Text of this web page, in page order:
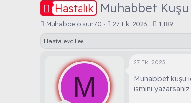
Hastalık Muhabbet Kuşu
K
o
n
b
Muhabbetolsun70
B
a
l
ç
27 Eki 2023 1,189
Hasta evcillee.
M
27 Eki 2023
Muhabbet kuşu
ismini